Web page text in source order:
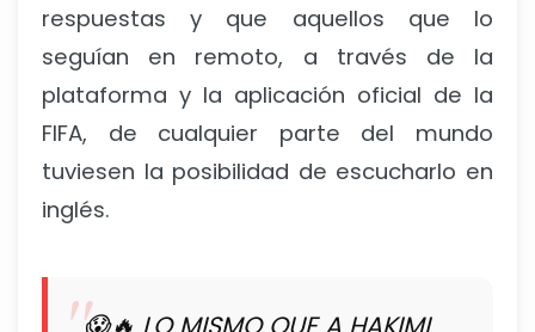
respuestas y que aquellos que lo
seguían en remoto, a través de la
plataforma y la aplicación oficial de la
FIFA, de cualquier parte del mundo
tuviesen la posibilidad de escucharlo en
inglés.